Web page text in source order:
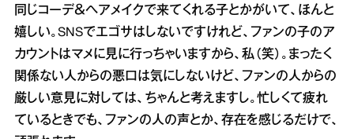
同じコーデ＆ヘアメイクで来てくれる子とかがいて、ほんと
嬉しい。SNSでエゴサはしないですけれど、ファンの子のア
カウントはマメに見に行っちゃいますから、私（笑）。まったく
関係ない人からの悪口は気にしないけど、ファンの人からの
厳しい意見に対しては、ちゃんと考えますし。忙しくて疲れ
ているときでも、ファンの人の声とか、存在を感じるだけで、